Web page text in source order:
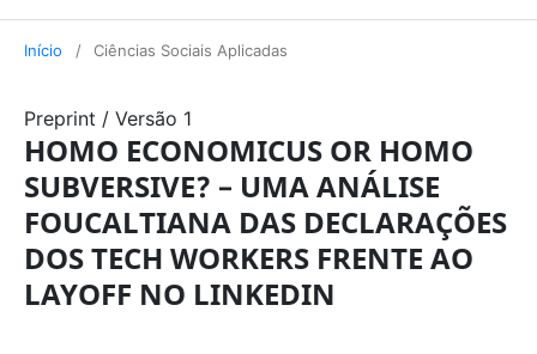
Início / Ciências Sociais Aplicadas
Preprint / Versão 1
HOMO ECONOMICUS OR HOMO
SUBVERSIVE? – UMA ANÁLISE
FOUCALTIANA DAS DECLARAÇÕES
DOS TECH WORKERS FRENTE AO
LAYOFF NO LINKEDIN